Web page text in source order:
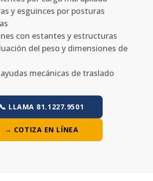
y esguinces por posturas
con estantes y estructuras
del peso y dimensiones de
mecánicas de traslado
📞 LLAMA 81.1227.9501
→ COTIZA EN LÍNEA